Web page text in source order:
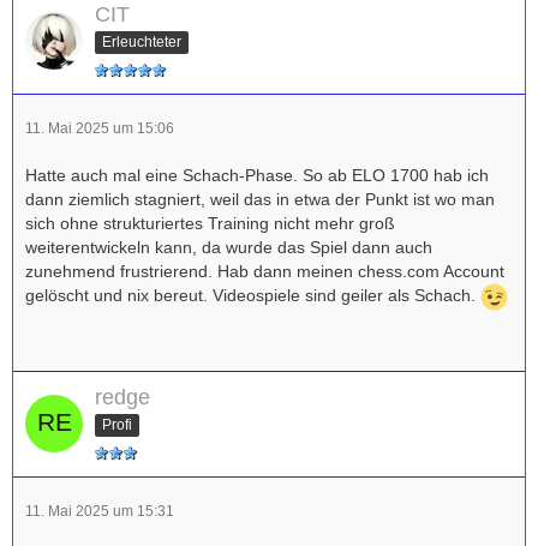
CIT
Erleuchteter
11. Mai 2025 um 15:06
Hatte auch mal eine Schach-Phase. So ab ELO 1700 hab ich
dann ziemlich stagniert, weil das in etwa der Punkt ist wo man
sich ohne strukturiertes Training nicht mehr groß
weiterentwickeln kann, da wurde das Spiel dann auch
zunehmend frustrierend. Hab dann meinen chess.com Account
gelöscht und nix bereut. Videospiele sind geiler als Schach.
redge
Profi
11. Mai 2025 um 15:31